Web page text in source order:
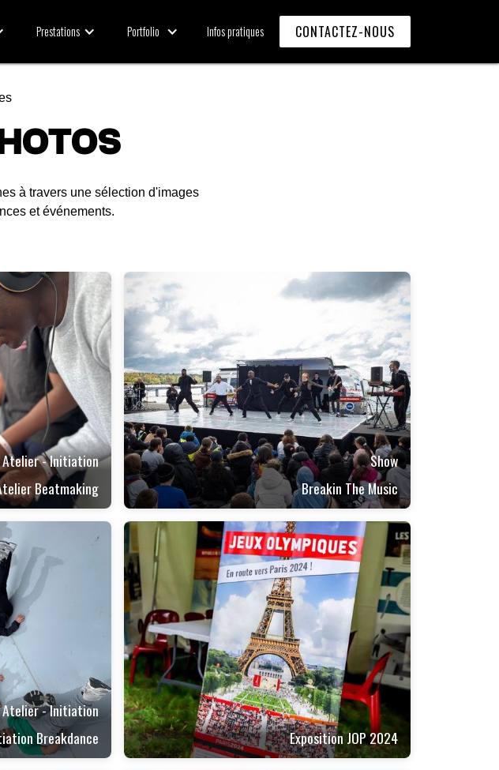
Prestations Portfolio Infos pratiques CONTACTEZ-NOUS
à travers une sélection d'images
et événements.
Atelier - Initiation
Beatmaking
Atelier - Initiation
Breakdance
Show
Breakin The Music
Exposition JOP 2024